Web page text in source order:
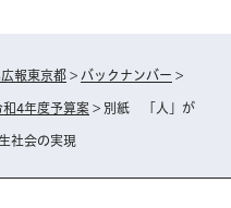
報東京都 > バックナンバー >
和4年度予算案 > 別紙 「人」が
社会の実現